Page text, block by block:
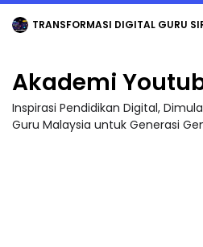
TRANSFORMASI DIGITAL GURU SIRI 7 : PAHLAWAN DIGITAL
Akademi
Inspirasi Pendidikan Digital,
Guru Malaysia untuk Generasi